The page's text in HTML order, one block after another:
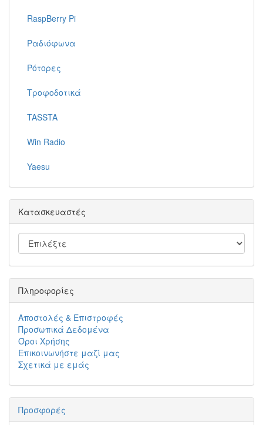
RaspBerry Pi
Ραδιόφωνα
Ρότορες
Τροφοδοτικά
TASSTA
Win Radio
Yaesu
Κατασκευαστές
Πληροφορίες
Αποστολές & Επιστροφές
Προσωπικά Δεδομένα
Όροι Χρήσης
Επικοινωνήστε μαζί μας
Σχετικά με εμάς
Προσφορές